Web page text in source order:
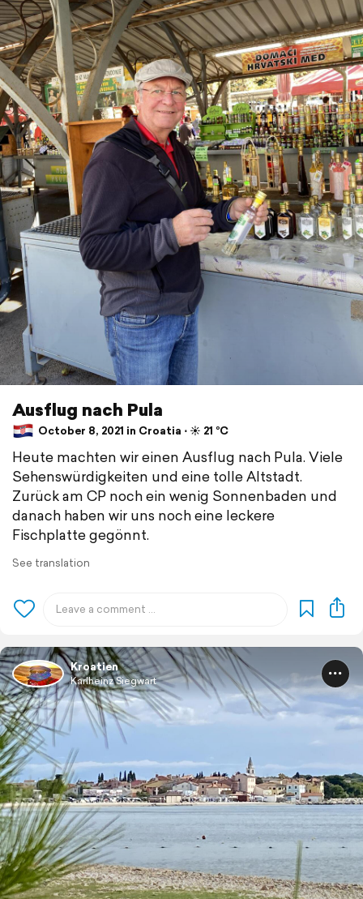
Ausflug nach Pula
October 8, 2021 in Croatia ⋅ ☀️ 21 °C
Heute machten wir einen Ausflug nach Pula. Viele
Sehenswürdigkeiten und eine tolle Altstadt.
Zurück am CP noch ein wenig Sonnenbaden und
danach haben wir uns noch eine leckere
Fischplatte gegönnt.
See translation
Kroatien
Karlheinz Siegwart